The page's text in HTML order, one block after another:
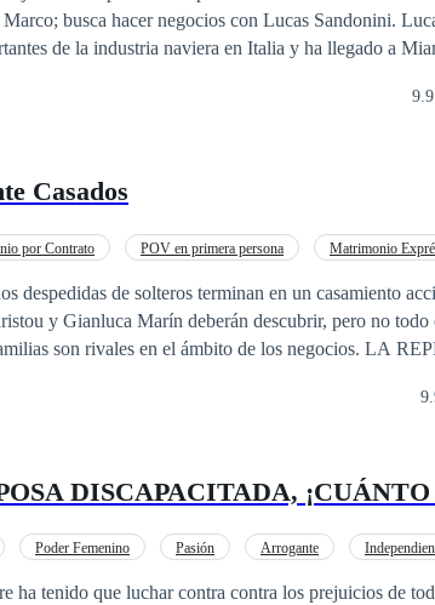
y encanto para demostrarle que una mente brillante
de traiciones, secretos e intrigas, donde la
corazón será la próxima víctima en este peligroso
busca hacer negocios con Lucas Sandonini.
de la industria naviera en Italia y ha llegado a
planificado para agradar al joven empresario. Lo que nadie sabe son las
en un mundo donde varios secretos serán descubiertos.
9.9
Casados
por Contrato POV en primera persona Matrimonio
despedidas de solteros terminan en un casamiento
y Gianluca Marín deberán descubrir, pero no todo
son rivales en el ámbito de los negocios. LA
DISCAPACITADA,
Poder Femenino Pasión Arrogante
ha tenido que luchar contra contra los prejuicios de